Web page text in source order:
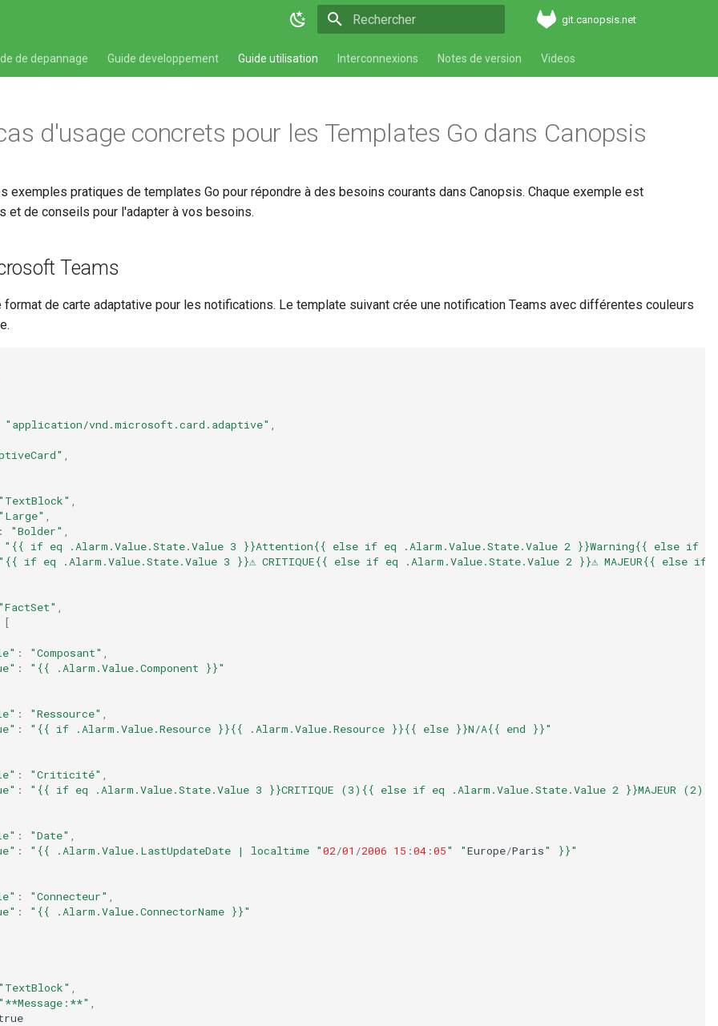
git.canopsis.net
de depannage Guide developpement Guide utilisation Interconnexions Notes de version Videos
d'usage concrets pour les Templates Go dans Canopsis
exemples pratiques de templates Go pour répondre à des besoins courants dans Canopsis. Chaque exemple est
et de conseils pour l'adapter à vos besoins.
Teams
de carte adaptative pour les notifications. Le template suivant crée une notification Teams avec différentes couleurs
"application/vnd.microsoft.card.adaptive"
"TextBlock"
"Large"
: "Bolder"
"{{ if eq .Alarm.Value.State.Value 3 }}Attention{{ else if eq .Alarm.Value.State.Value 2 }}Warning{{ else if
"{{ if eq .Alarm.Value.State.Value 3 }}⚠️ CRITIQUE{{ else if eq .Alarm.Value.State.Value 2 }}⚠️ MAJEUR{{ else if
"FactSet"
[
: "Composant"
:
"{{ .Alarm.Value.Component }}"
: "Ressource"
:
"{{ if .Alarm.Value.Resource }}{{ .Alarm.Value.Resource }}{{ else }}N/A{{ end }}"
: "Criticité"
:
"{{ if eq .Alarm.Value.State.Value 3 }}CRITIQUE (3){{ else if eq .Alarm.Value.State.Value 2 }}MAJEUR
: "Date"
: "{{ .Alarm.Value.LastUpdateDate | localtime "02/01 /2006 15 :04 :05" "Europe/Paris" }}"
: "Connecteur"
:
"{{ .Alarm.Value.ConnectorName }}"
"TextBlock"
"**Message:**"